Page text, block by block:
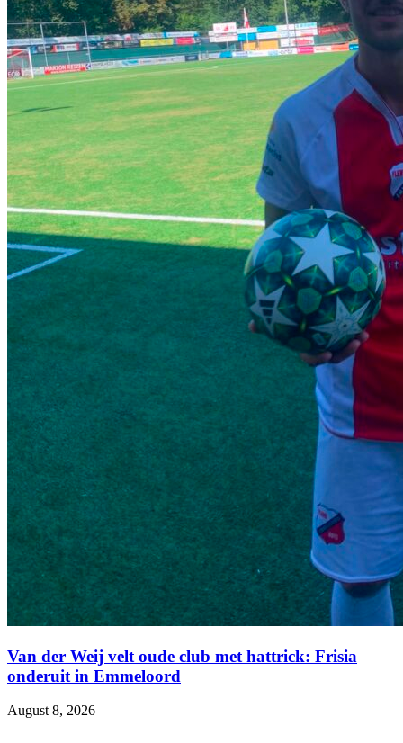
Van der Weij velt oude club met hattrick: Frisia
onderuit in Emmeloord
August 8, 2026